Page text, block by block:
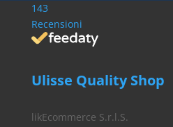
143
Recensioni
Ulisse Quality Shop
likEcommerce S.r.l.S.